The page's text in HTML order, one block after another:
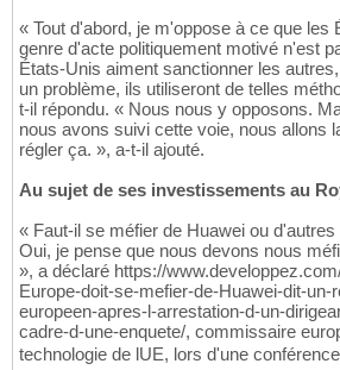
« Tout d'abord, je m'oppose à ce que les
genre d'acte politiquement motivé n'est
États-Unis aiment sanctionner les
un problème, ils utiliseront de telles
t-il répondu. « Nous nous y opposons.
nous avons suivi cette voie, nous allons
régler ça. », a-t-il ajouté.
Au sujet de ses investissements au
« Faut-il se méfier de Huawei ou
Oui, je pense que nous devons nous
», a déclaré https://
Europe-doit-se-mefier-de-Huawei-dit-un-
europeen-apres-l-arrestation-d-un-
cadre-d-une-enquete/, commissaire
technologie de lUE, lors d'une